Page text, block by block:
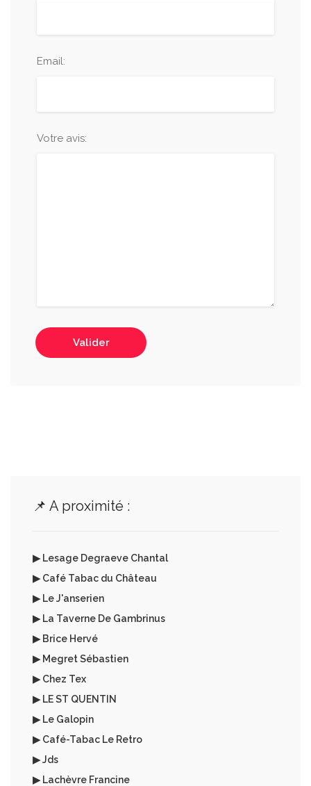
Email:
Votre avis:
Valider
📌 A proximité :
▶ Lesage Degraeve Chantal
▶ Café Tabac du Château
▶ Le J'anserien
▶ La Taverne De Gambrinus
▶ Brice Hervé
▶ Megret Sébastien
▶ Chez Tex
▶ LE ST QUENTIN
▶ Le Galopin
▶ Café-Tabac Le Retro
▶ Jds
▶ Lachèvre Francine